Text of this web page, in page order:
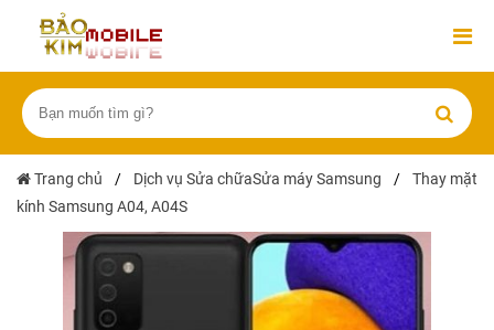
Trang chủ / Dịch vụ Sửa chữaSửa máy Samsung /
Thay mặt
kính Samsung A04, A04S